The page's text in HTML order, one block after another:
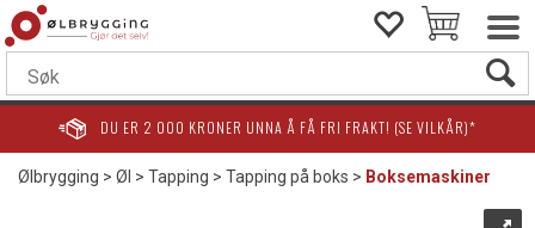
DU ER 2 000 KRONER UNNA Å FÅ FRI FRAKT! (SE VILKÅR)*
Ølbrygging>Øl >Tapping>Tapping på boks> Boksemaskiner